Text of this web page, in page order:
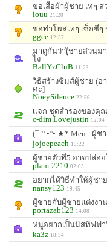
ขอเสื้อผ้าผู้ชาย เท่ๆ
iouu 21:20
ขอท่าโพสเท่ๆ เซ็กซี่
ggee 12:37
มาดูกันว่า(ุ้ชายส่วนม
ไง
BallYzCluB 11:23
วิธีสร้างซิมส์ผู้ชาย (อ
ค่ะ]
NoeySilence 22:56
เเจก ชุดสำรองของคุ
c-dim Lovejustin 12:04
(¯`°.•°•.★* Men : ผู้ช
jojoepeach 19:22
ผู้ชายตัวที่5 อาจปล่อ
plam-2210 02:03
อยากได้วิธีทำให้ผู้ชา
nansy123 19:45
ผู้ชายกับผู้ชายแต่งงา
portazab123 14:08
หนูอยากเป็นมิสทิฟฟา
ka3z 18:34